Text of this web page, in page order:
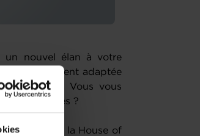
un nouvel élan à votre
développement adaptée
? Vous vous
récurrentes ?
business, la House of